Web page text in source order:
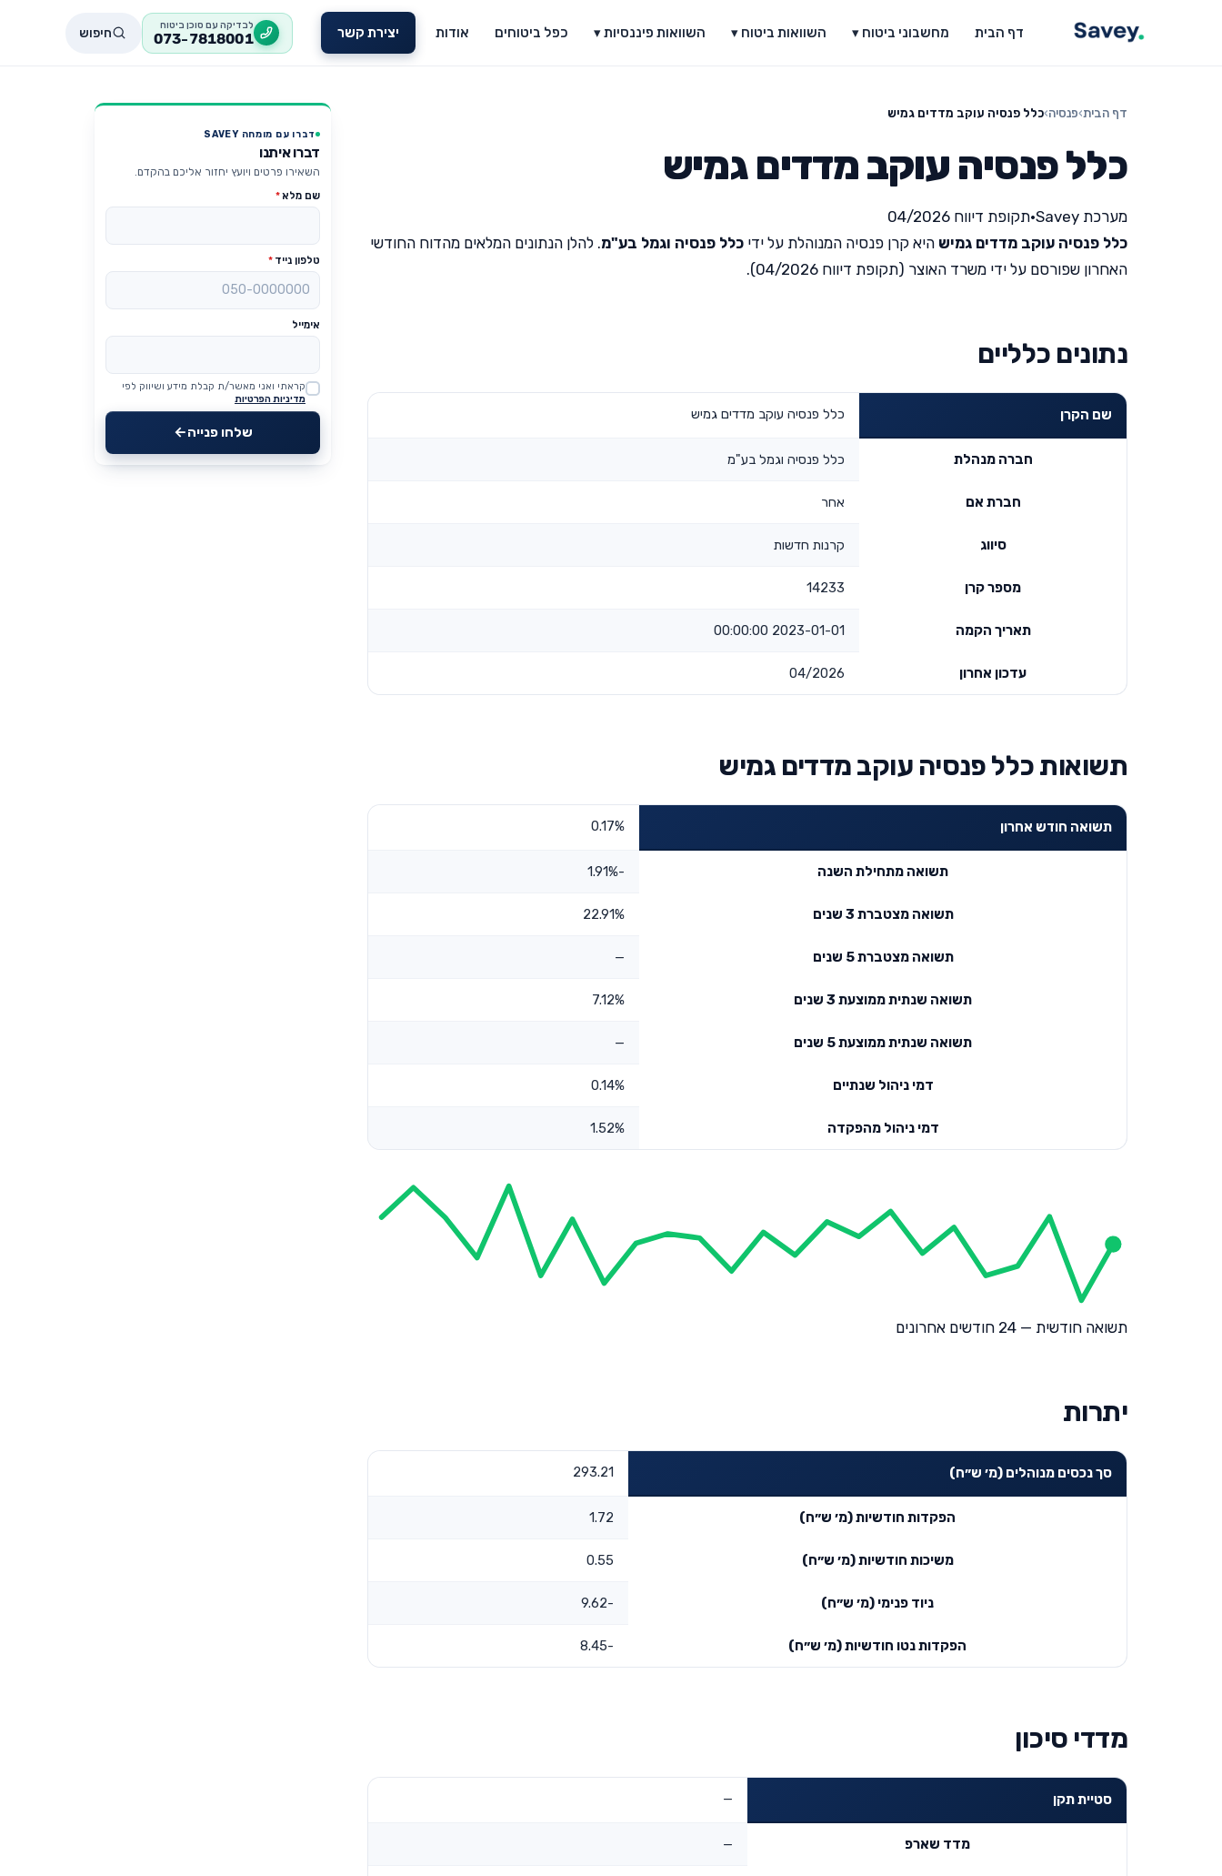
דף הבית מחשבוני ביטוח ▾ השוואות ביטוח ▾ השוואות פיננסיות ▾ כפל ביטוחים אודות יצירת קשר לבדיקה עם סוכן ביטוח
073-7818001 חיפוש
דף הבית›פנסיה›כלל פנסיה עוקב מדדים גמיש
כלל פנסיה עוקב מדדים גמיש
מערכת Savey •תקופת דיווח 04/2026
כלל פנסיה עוקב מדדים גמיש היא קרן פנסיה המנוהלת על ידי כלל פנסיה וגמל בע"מ. להלן הנתונים המלאים מהדוח החודשי
האחרון שפורסם על ידי משרד האוצר (תקופת דיווח 04/2026).
נתונים כלליים
שם הקרן כלל פנסיה עוקב מדדים גמיש
חברה מנהלת כלל פנסיה וגמל בע"מ
חברת אם אחר
סיווג קרנות חדשות
מספר קרן 14233
תאריך הקמה 2023-01-01 00:00:00
עדכון אחרון 04/2026
תשואות כלל פנסיה עוקב מדדים גמיש
תשואה חודש אחרון 0.17%
תשואה מתחילת השנה -1.91%
תשואה מצטברת 3 שנים 22.91%
תשואה מצטברת 5 שנים —
תשואה שנתית ממוצעת 3 שנים 7.12%
תשואה שנתית ממוצעת 5 שנים —
דמי ניהול שנתיים 0.14%
דמי ניהול מהפקדה 1.52%
תשואה חודשית — 24 חודשים אחרונים
יתרות
סך נכסים מנוהלים (מ׳ ש״ח) 293.21
הפקדות חודשיות (מ׳ ש״ח) 1.72
משיכות חודשיות (מ׳ ש״ח) 0.55
ניוד פנימי (מ׳ ש״ח) -9.62
הפקדות נטו חודשיות (מ׳ ש״ח) -8.45
מדדי סיכון
סטיית תקן —
מדד שארפ —
דברו עם מומחה SAVEY
דברו איתנו
השאירו פרטים ויועץ יחזור אליכם בהקדם.
שם מלא*
טלפון נייד *
אימייל
Website
קראתי ואני מאשר/ת קבלת מידע ושיווק לפי
מדיניות הפרטיות
שלחו פנייה